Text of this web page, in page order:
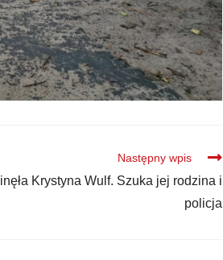
Następny wpis
Krystyna Wulf. Szuka jej rodzina i
policja